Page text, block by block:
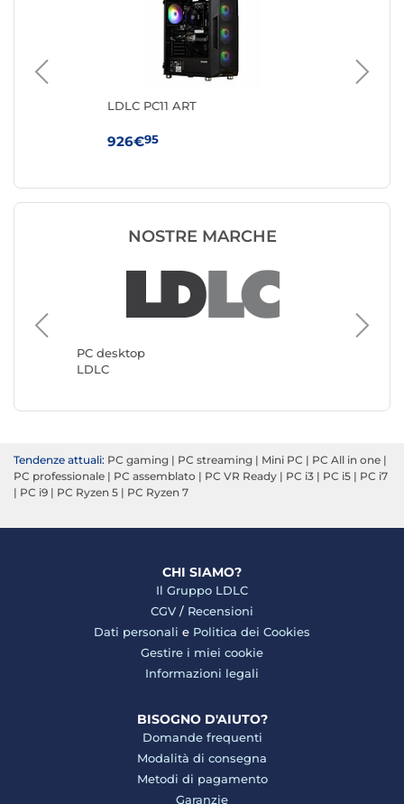
LDLC PC11 ART
926€95
NOSTRE MARCHE
PC desktop
LDLC
PC
Tendenze attuali: PC gaming | PC streaming | Mini PC | PC All in one |
PC professionale | PC assemblato | PC VR Ready | PC i3 | PC i5 | PC i7
| PC i9 | PC Ryzen 5 | PC Ryzen 7
CHI SIAMO?
Il Gruppo LDLC
CGV / Recensioni
Dati personali e Politica dei Cookies
Gestire i miei cookie
Informazioni legali
BISOGNO D'AIUTO?
Domande frequenti
Modalità di consegna
Metodi di pagamento
Garanzie